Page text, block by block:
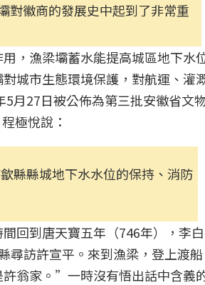
對徽商的發展史中起到了非常重
，漁梁壩蓄水能提高城區地下水
城市生態環境保護，對航運、灌
月27日被公佈為第三批安徽省文
極悅說：
縣縣城地下水水位的保持、消防
回到唐天寶五年（746年），李
尋訪許宣平。來到漁梁，登上渡
翁家。”一時沒有悟出話中含義